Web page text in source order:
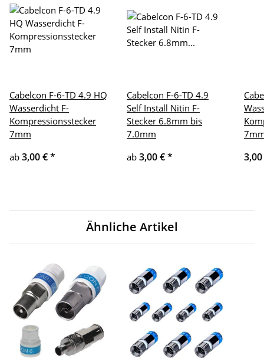
Cabelcon F-6-TD 4.9 HQ
Wasserdicht F-
Kompressionsstecker
7mm
ab 3,00 €*
Cabelcon F-6-TD 4.9
Self Install Nitin F-
Stecker 6.8mm bis
7.0mm
ab 3,00 €*
Ähnliche Artikel